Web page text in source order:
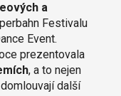
a
Festivalu
Event.
prezentovala
, a to nejen
další